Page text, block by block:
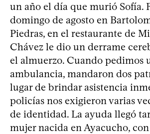
un año el día que murió Sofía.
domingo de agosto en
Piedras, en el restaurante de
Chávez le dio un derrame
el almuerzo. Cuando pedimos
ambulancia, mandaron dos
lugar de brindar asistencia
policías nos exigieron varias
de identidad. La ayuda llegó
mujer nacida en Ayacucho,